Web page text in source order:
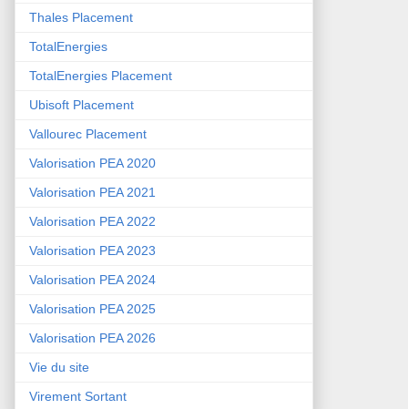
Thales Placement
TotalEnergies
TotalEnergies Placement
Ubisoft Placement
Vallourec Placement
Valorisation PEA 2020
Valorisation PEA 2021
Valorisation PEA 2022
Valorisation PEA 2023
Valorisation PEA 2024
Valorisation PEA 2025
Valorisation PEA 2026
Vie du site
Virement Sortant